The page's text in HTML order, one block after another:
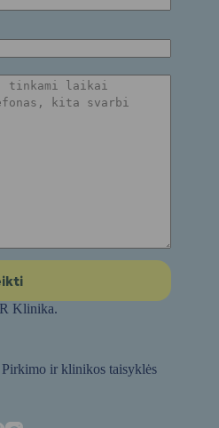
Klinika.
Pirkimo ir klinikos taisyklės